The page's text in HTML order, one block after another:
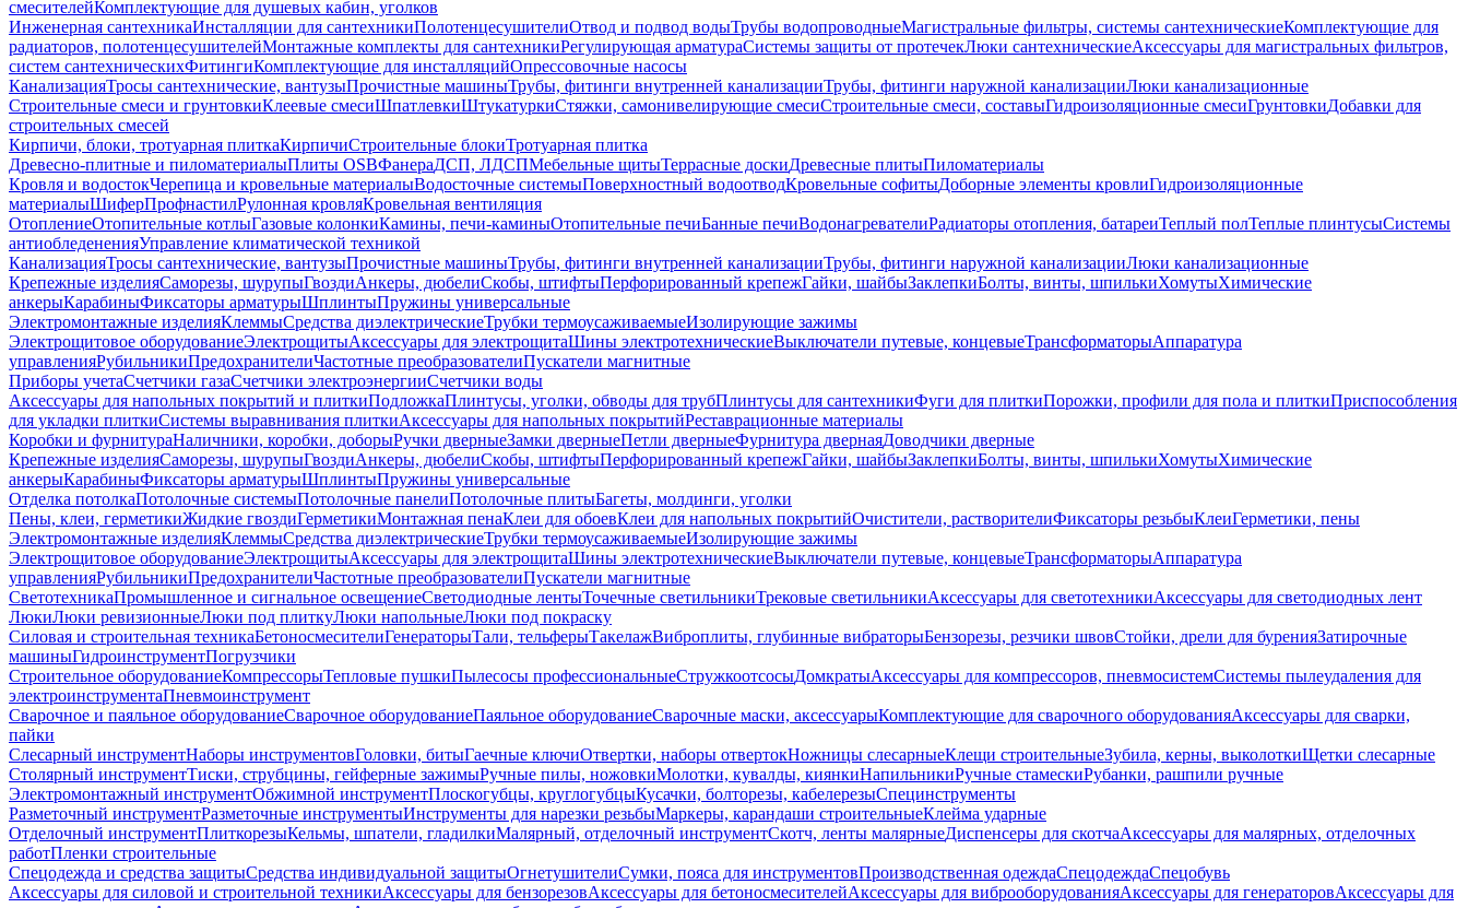
смесителейКомплектующие для душевых кабин, уголков
Инженерная сантехникаИнсталляции для сантехникиПолотенцесушителиОтвод и подвод водыТрубы водопроводныеМагистральные фильтры, системы сантехническиеКомплектующие для
радиаторов, полотенцесушителейМонтажные комплекты для сантехникиРегулирующая арматураСистемы защиты от протечекЛюки сантехническиеАксессуары для магистральных фильтров,
систем сантехническихФитингиКомплектующие для инсталляцийОпрессовочные насосы
КанализацияТросы сантехнические, вантузыПрочистные машиныТрубы, фитинги внутренней канализацииТрубы, фитинги наружной канализацииЛюки канализационные
Строительные смеси и грунтовкиКлеевые смесиШпатлевкиШтукатуркиСтяжки, самонивелирующие смесиСтроительные смеси, составыГидроизоляционные смесиГрунтовкиДобавки для
строительных смесей
Кирпичи, блоки, тротуарная плиткаКирпичиСтроительные блокиТротуарная плитка
Древесно-плитные и пиломатериалыПлиты OSBФанераДСП, ЛДСПМебельные щитыТеррасные доскиДревесные плитыПиломатериалы
Кровля и водостокЧерепица и кровельные материалыВодосточные системыПоверхностный водоотводКровельные софитыДоборные элементы кровлиГидроизоляционные
материалыШиферПрофнастилРулонная кровляКровельная вентиляция
ОтоплениеОтопительные котлыГазовые колонкиКамины, печи-каминыОтопительные печиБанные печиВодонагревателиРадиаторы отопления, батареиТеплый полТеплые плинтусыСистемы
антиобледененияУправление климатической техникой
КанализацияТросы сантехнические, вантузыПрочистные машиныТрубы, фитинги внутренней канализацииТрубы, фитинги наружной канализацииЛюки канализационные
Крепежные изделияСаморезы, шурупыГвоздиАнкеры, дюбелиСкобы, штифтыПерфорированный крепежГайки, шайбыЗаклепкиБолты, винты, шпилькиХомутыХимические
анкерыКарабиныФиксаторы арматурыШплинтыПружины универсальные
Электромонтажные изделияКлеммыСредства диэлектрическиеТрубки термоусаживаемыеИзолирующие зажимы
Электрощитовое оборудованиеЭлектрощитыАксессуары для электрощитаШины электротехническиеВыключатели путевые, концевыеТрансформаторыАппаратура
управленияРубильникиПредохранителиЧастотные преобразователиПускатели магнитные
Приборы учетаСчетчики газаСчетчики электроэнергииСчетчики воды
Аксессуары для напольных покрытий и плиткиПодложкаПлинтусы, уголки, обводы для трубПлинтусы для сантехникиФуги для плиткиПорожки, профили для пола и плиткиПриспособления
для укладки плиткиСистемы выравнивания плиткиАксессуары для напольных покрытийРеставрационные материалы
Коробки и фурнитураНаличники, коробки, доборыРучки дверныеЗамки дверныеПетли дверныеФурнитура двернаяДоводчики дверные
Крепежные изделияСаморезы, шурупыГвоздиАнкеры, дюбелиСкобы, штифтыПерфорированный крепежГайки, шайбыЗаклепкиБолты, винты, шпилькиХомутыХимические
анкерыКарабиныФиксаторы арматурыШплинтыПружины универсальные
Отделка потолкаПотолочные системыПотолочные панелиПотолочные плитыБагеты, молдинги, уголки
Пены, клеи, герметикиЖидкие гвоздиГерметикиМонтажная пенаКлеи для обоевКлеи для напольных покрытийОчистители, растворителиФиксаторы резьбыКлеиГерметики, пены
Электромонтажные изделияКлеммыСредства диэлектрическиеТрубки термоусаживаемыеИзолирующие зажимы
Электрощитовое оборудованиеЭлектрощитыАксессуары для электрощитаШины электротехническиеВыключатели путевые, концевыеТрансформаторыАппаратура
управленияРубильникиПредохранителиЧастотные преобразователиПускатели магнитные
СветотехникаПромышленное и сигнальное освещениеСветодиодные лентыТочечные светильникиТрековые светильникиАксессуары для светотехникиАксессуары для светодиодных лент
ЛюкиЛюки ревизионныеЛюки под плиткуЛюки напольныеЛюки под покраску
Силовая и строительная техникаБетоносмесителиГенераторыТали, тельферыТакелажВиброплиты, глубинные вибраторыБензорезы, резчики швовСтойки, дрели для буренияЗатирочные
машиныГидроинструментПогрузчики
Строительное оборудованиеКомпрессорыТепловые пушкиПылесосы профессиональныеСтружкоотсосыДомкратыАксессуары для компрессоров, пневмосистемСистемы пылеудаления для
электроинструментаПневмоинструмент
Сварочное и паяльное оборудованиеСварочное оборудованиеПаяльное оборудованиеСварочные маски, аксессуарыКомплектующие для сварочного оборудованияАксессуары для сварки,
пайки
Слесарный инструментНаборы инструментовГоловки, битыГаечные ключиОтвертки, наборы отвертокНожницы слесарныеКлещи строительныеЗубила, керны, выколоткиЩетки слесарные
Столярный инструментТиски, струбцины, гейферные зажимыРучные пилы, ножовкиМолотки, кувалды, киянкиНапильникиРучные стамескиРубанки, рашпили ручные
Электромонтажный инструментОбжимной инструментПлоскогубцы, круглогубцыКусачки, болторезы, кабелерезыСпецинструменты
Разметочный инструментРазметочные инструментыИнструменты для нарезки резьбыМаркеры, карандаши строительныеКлейма ударные
Отделочный инструментПлиткорезыКельмы, шпатели, гладилкиМалярный, отделочный инструментСкотч, ленты малярныеДиспенсеры для скотчаАксессуары для малярных, отделочных
работПленки строительные
Спецодежда и средства защитыСредства индивидуальной защитыОгнетушителиСумки, пояса для инструментовПроизводственная одеждаСпецодеждаСпецобувь
Аксессуары для силовой и строительной техникиАксессуары для бензорезовАксессуары для бетоносмесителейАксессуары для виброоборудованияАксессуары для генераторовАксессуары для